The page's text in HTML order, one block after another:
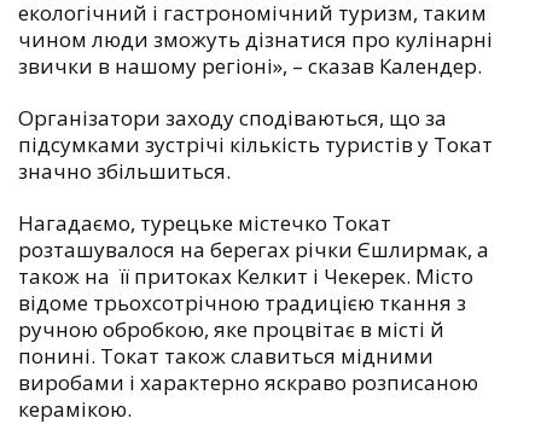
екологічний і гастрономічний туризм, таким
чином люди зможуть дізнатися про кулінарні
звички в нашому регіоні», – сказав Календер.
Організатори заходу сподіваються, що за
підсумками зустрічі кількість туристів у Токат
значно збільшиться.
Нагадаємо, турецьке містечко Токат
розташувалося на берегах річки Єшлирмак, а
також на її притоках Келкит і Чекерек. Місто
відоме трьохсотрічною традицією ткання з
ручною обробкою, яке процвітає в місті й
понині. Токат також славиться мідними
виробами і характерно яскраво розписаною
керамікою.